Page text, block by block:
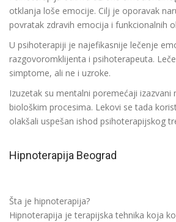
otklanja loše emocije. Cilj je oporavak
povratak zdravih emocija i funkcionalnih
U psihoterapiji je najefikasnije lečenje
razgovoromklijenta i psihoterapeuta.
simptome, ali ne i uzroke.
Izuzetak su mentalni poremećaji izazvani
biološkim procesima. Lekovi se tada
olakšali uspešan ishod psihoterapijskog
Hipnoterapija Beograd
Šta je hipnoterapija?
Hipnoterapija je terapijska tehnika koja